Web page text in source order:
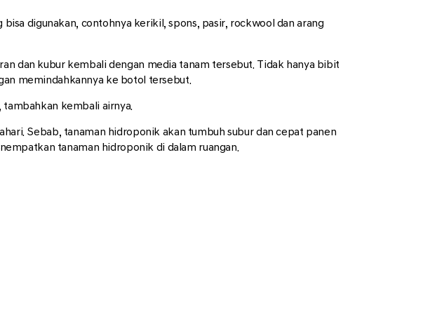
digunakan, contohnya kerikil, spons, pasir, rockwool dan arang
dan kubur kembali dengan media tanam tersebut. Tidak hanya bibit
memindahkannya ke botol tersebut.
tambahkan kembali airnya.
Sebab, tanaman hidroponik akan tumbuh subur dan cepat panen
tanaman hidroponik di dalam ruangan.